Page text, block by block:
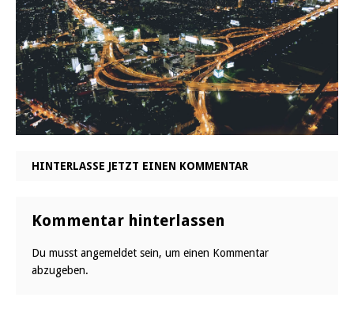
HINTERLASSE JETZT EINEN KOMMENTAR
Kommentar hinterlassen
Du musst angemeldet sein, um einen Kommentar
abzugeben.